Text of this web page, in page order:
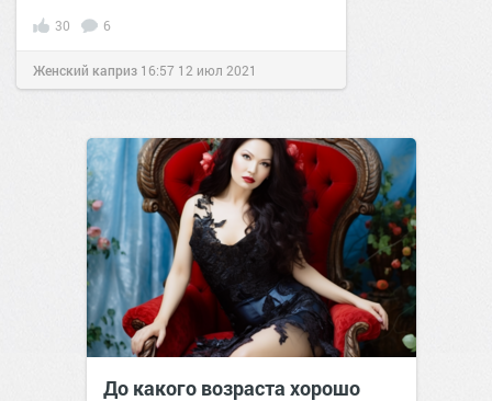
30 6
Женский каприз 16:57 12 июл 2021
До какого возраста хорошо